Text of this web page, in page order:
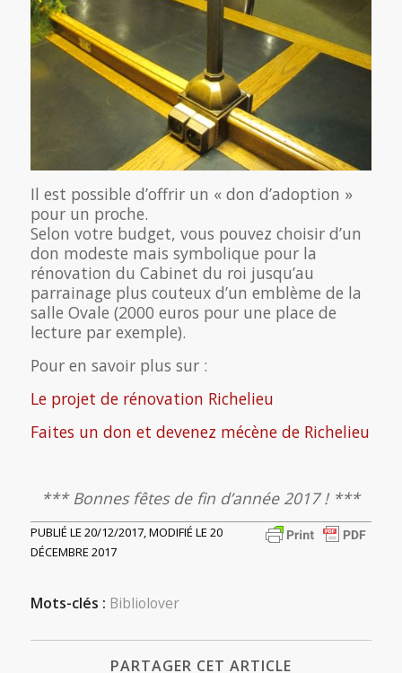
Il est possible d’offrir un « don d’adoption »
pour un proche.
Selon votre budget, vous pouvez choisir d’un
don modeste mais symbolique pour la
rénovation du Cabinet du roi jusqu’au
parrainage plus couteux d’un emblème de la
salle Ovale (2000 euros pour une place de
lecture par exemple).
Pour en savoir plus sur :
Le projet de rénovation Richelieu
Faites un don et devenez mécène de Richelieu
*** Bonnes fêtes de fin d’année 2017 ! ***
PUBLIÉ LE 20/12/2017, MODIFIÉ LE 20
DÉCEMBRE 2017
Mots-clés : Bibliolover
PARTAGER CET ARTICLE